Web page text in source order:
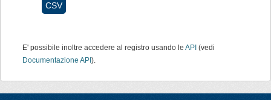
CSV
E' possibile inoltre accedere al registro usando le API (vedi
Documentazione API ).